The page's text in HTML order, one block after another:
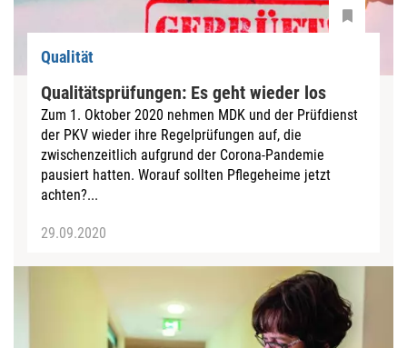
Qualität
Qualitätsprüfungen: Es geht wieder los
Zum 1. Oktober 2020 nehmen MDK und der Prüfdienst
der PKV wieder ihre Regelprüfungen auf, die
zwischenzeitlich aufgrund der Corona-Pandemie
pausiert hatten. Worauf sollten Pflegeheime jetzt
achten?...
29.09.2020